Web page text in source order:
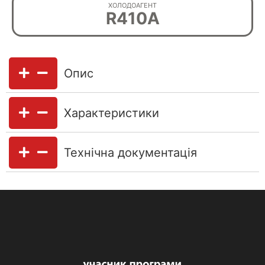
ХОЛОДОАГЕНТ
R410A
Опис
Характеристики
Технічна документація